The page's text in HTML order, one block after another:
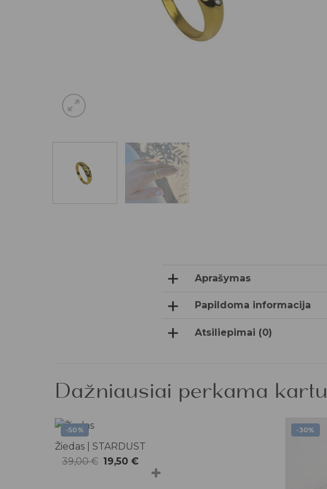
Aprašymas
Papildoma informacija
Atsiliepimai (0)
Dažniausiai perkama kartu
-50%
Žiedas | STARDUST
39,00€ Original
19,50€Current
price
+
-30%